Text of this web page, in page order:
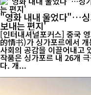
"영화 내내 울었다"…싱
보내는 편지'
[인터내셔널포커스] 중국
的情书)가 싱가포르에서
사회의 공감을 이끌어내고 있다. 18일 현지 영화업계에
작품은 싱가포르 내 26개
다. 개...